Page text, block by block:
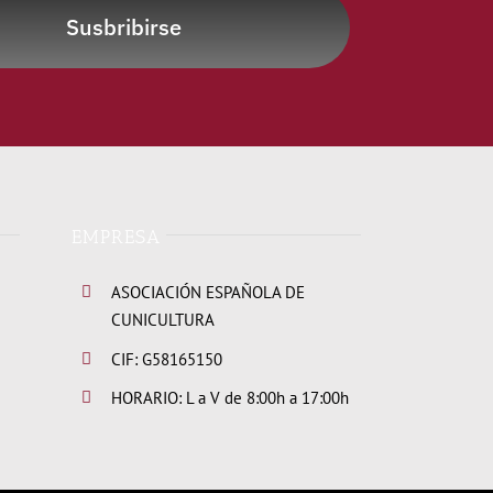
Susbribirse
ASOCIACIÓN ESPAÑOLA DE
CUNICULTURA
CIF: G58165150
HORARIO: L a V de 8:00h a 17:00h